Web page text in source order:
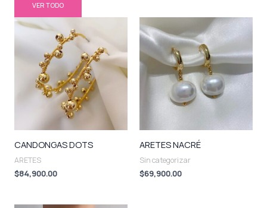
VER TODO
CANDONGAS DOTS
ARETES
$84,900.00
ARETES NACRÉ
Sin categorizar
$69,900.00